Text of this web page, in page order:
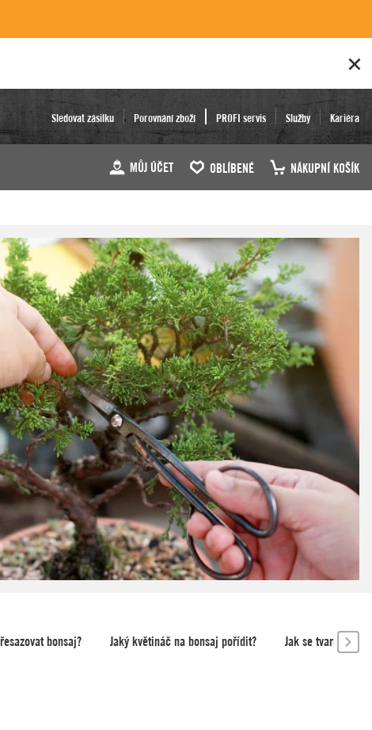
Sledovat zásilku Porovnání zboží PROFI servis Služby Kariéra
MŮJ ÚČET OBLÍBENÉ NÁKUPNÍ KOŠÍK